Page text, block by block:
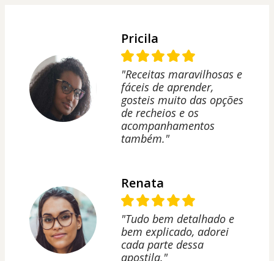
Pricila
"Receitas maravilhosas e
fáceis de aprender,
gosteis muito das opções
de recheios e os
acompanhamentos
também."
Renata
"Tudo bem detalhado e
bem explicado, adorei
cada parte dessa
apostila."